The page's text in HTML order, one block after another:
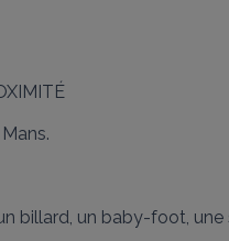
billard, un baby-foot,